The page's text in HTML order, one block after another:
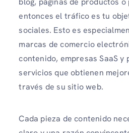
entonces el tráfico es tu
sociales. Esto es
marcas de comercio
contenido, empresas SaaS y
servicios que obtienen
través de su sitio web.
Cada pieza de contenido